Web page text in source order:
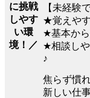
に挑戦
しやす
い環
境！／
【未経験
★覚えやす
★基本から
★相談し
♪
焦らず慣
新しい仕